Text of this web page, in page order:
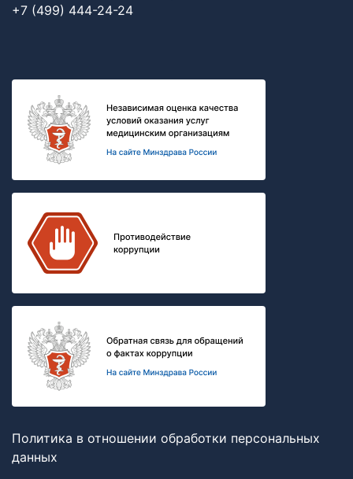
+7 (499) 444-24-24
Политика в отношении обработки персональных
данных